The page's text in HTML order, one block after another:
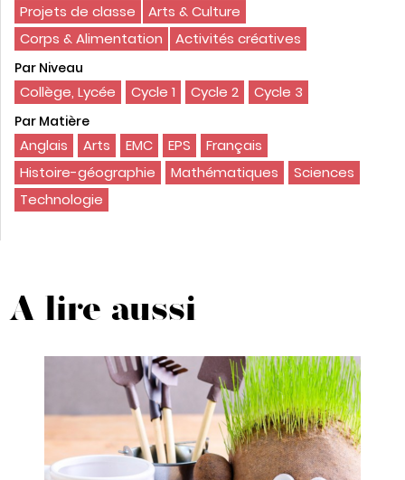
Projets de classe
Arts & Culture
Corps & Alimentation
Activités créatives
Par Niveau
Collège, Lycée Cycle 1 Cycle 2 Cycle 3
Par Matière
Anglais Arts EMC EPS
Français
Histoire-géographie
Mathématiques
Sciences
Technologie
A lire aussi